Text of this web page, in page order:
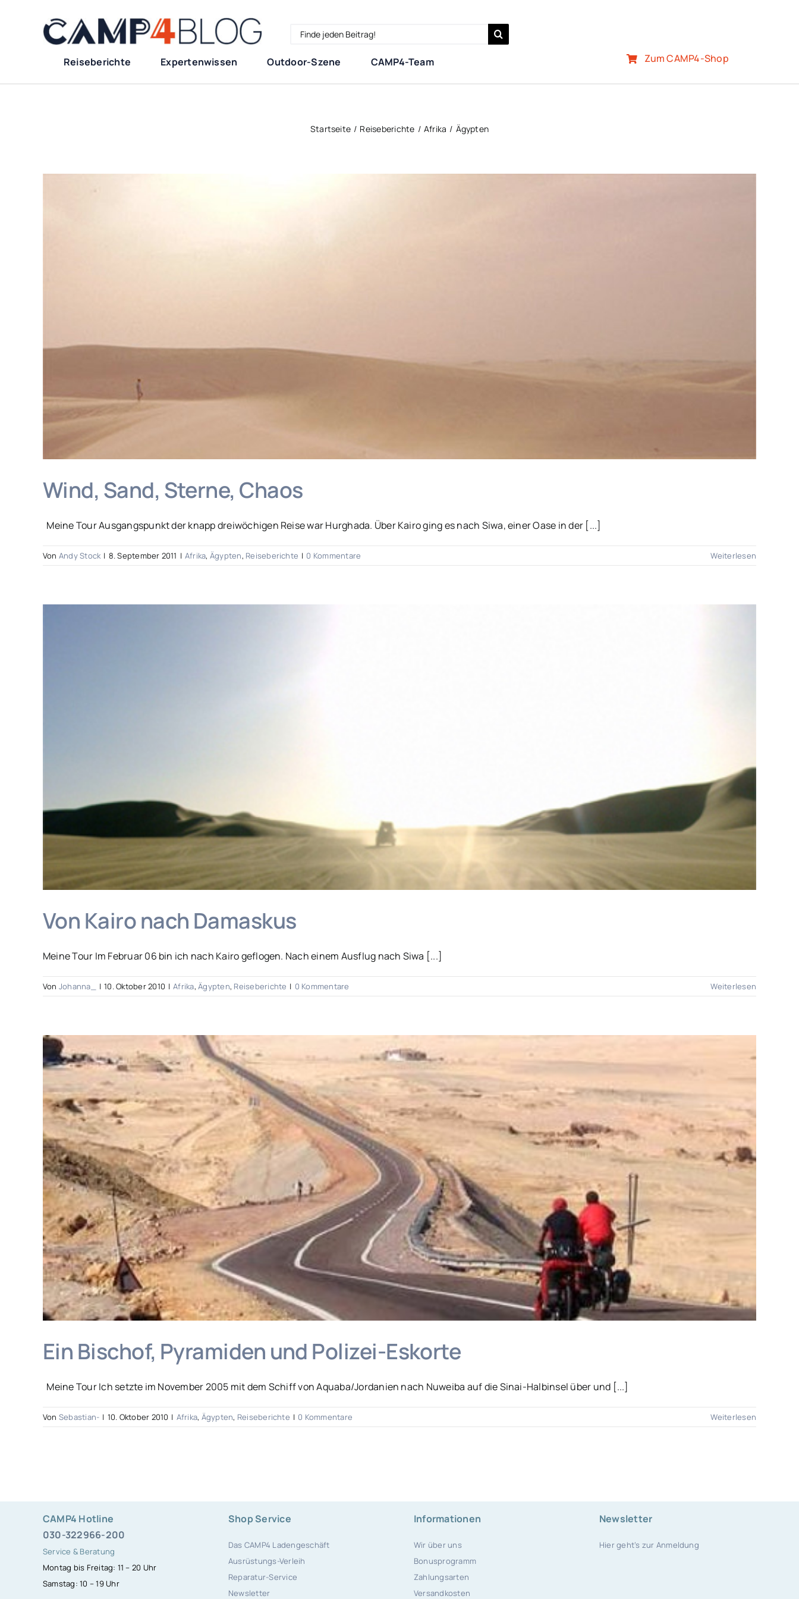
Search
Reiseberichte
Expertenwissen Outdoor-Szene CAMP4-Team Zum CAMP4-Shop
Startseite Reiseberichte Afrika Ägypten
Wind, Sand, Sterne, Chaos
Meine Tour Ausgangspunkt der knapp dreiwöchigen Reise war Hurghada. Über Kairo ging es nach Siwa, einer Oase in der [...]
Von Andy Stock | 8. September 2011 | Afrika, Ägypten, Reiseberichte | 0 Kommentare Weiterlesen
Von Kairo nach Damaskus
Meine Tour Im Februar 06 bin ich nach Kairo geflogen. Nach einem Ausflug nach Siwa [...]
Von Johanna_ | 10. Oktober 2010 | Afrika,Ägypten, Reiseberichte | 0 Kommentare Weiterlesen
Ein Bischof, Pyramiden und Polizei-Eskorte
Meine Tour Ich setzte im November 2005 mit dem Schiff von Aquaba/Jordanien nach Nuweiba auf die Sinai-Halbinsel über und [...]
Von Sebastian- | 10. Oktober 2010 | Afrika, Ägypten, Reiseberichte | 0 Kommentare Weiterlesen
CAMP4 Hotline
030-322966-200
Service & Beratung
Montag bis Freitag: 11 – 20 Uhr
Samstag: 10 – 19 Uhr
Shop Service
Das CAMP4 Ladengeschäft
Ausrüstungs-Verleih
Reparatur-Service
Newsletter
Informationen
Wir über uns
Bonusprogramm
Zahlungsarten
Versandkosten
Newsletter
Hier geht’s zur Anmeldung